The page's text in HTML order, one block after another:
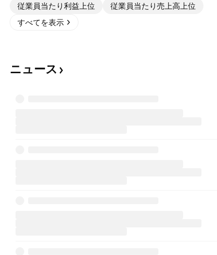
従業員当たり利益上位
従業員当たり売上高上位
すべてを表示
ニュース